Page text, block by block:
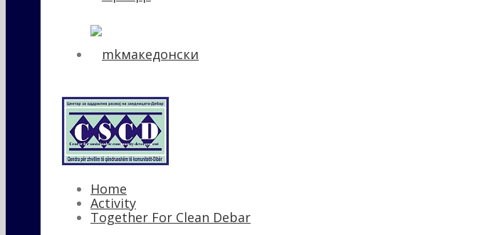
македонски
Home
Activity
Together For Clean Debar